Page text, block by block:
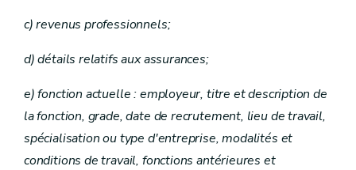
c) revenus professionnels;
d) détails relatifs aux assurances;
e) fonction actuelle : employeur, titre et description de
la fonction, grade, date de recrutement, lieu de travail,
spécialisation ou type d'entreprise, modalités et
conditions de travail, fonctions antérieures et